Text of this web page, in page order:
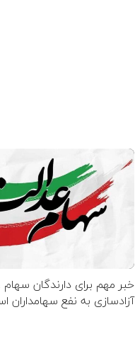
خبر مهم برای دارندگان
آزادسازی به نفع سهامداران